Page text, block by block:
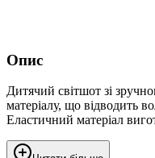
Опис
Дитячий світшот зі
матеріалу, що відводить
Еластичний матеріал